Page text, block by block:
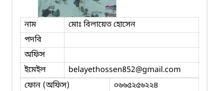
নাম
মোঃ বিলায়েত হোসেন
পদবি
অফিস
ইমেইল
belayethossen852@gmail.com
ফোন (অফিস)
০৬৬৫২৫৬২২৪